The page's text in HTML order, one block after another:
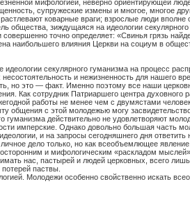
мифологией, неверно ориентирующей
супружеские измены и многое, многое
коварные враги; взрослые люди
общества, зиждущаяся на идеологии
точно определяет: «Свинья грязь
наибольшего влияния Церкви на социум в
идеологии секулярного гуманизма на процесс
и нежизненность для
но это — факт. Именно поэтому все наши
Как сотрудник Патриаршего центра
работы не менее чем с двумястами
общения с этой молодежью могу
гуманизма действительно не удовлетворяют
имперские. Однако довольно большая часть
и на запросы сегодняшнего дня
дело только, но как всеобъемлющее
и мифологическим «раскладом
нас, пастырей и людей церковных, всего
паствы.
Молодежи особенно свойственно искать